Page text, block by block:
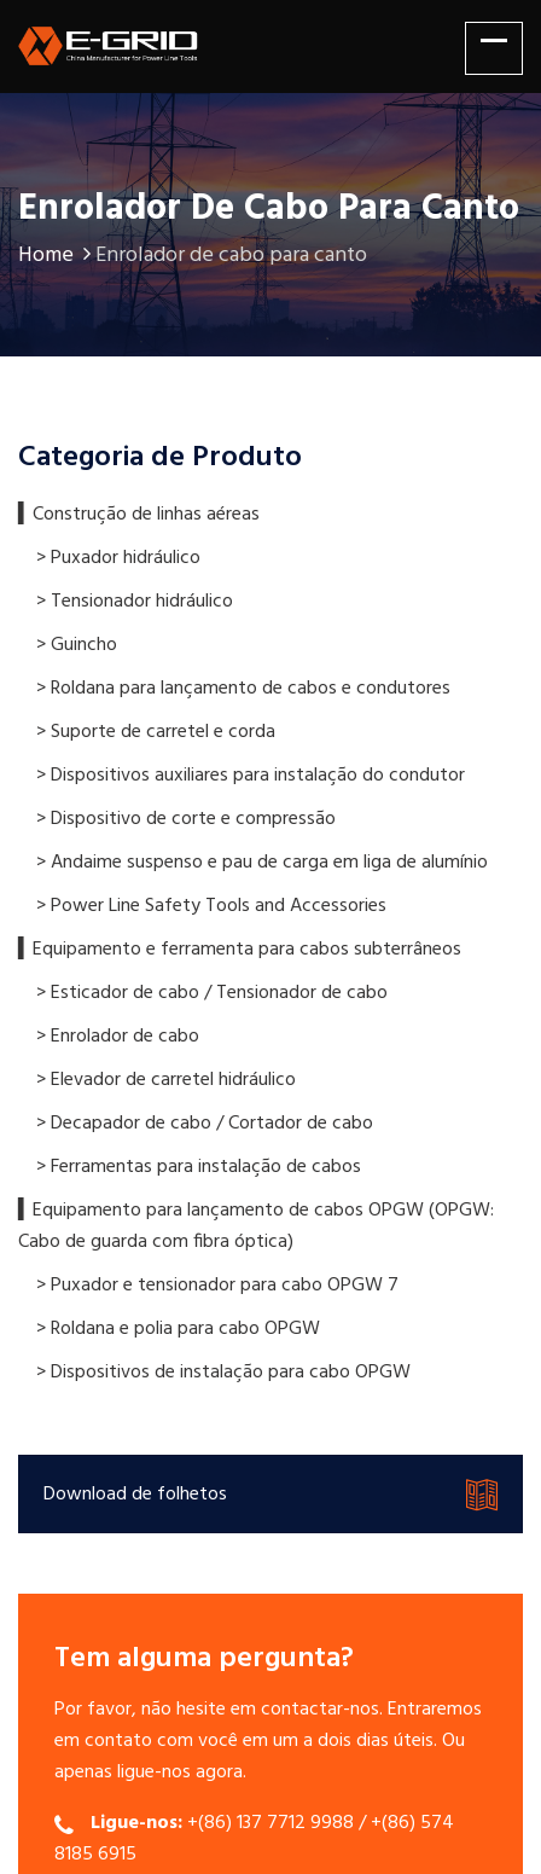
Enrolador De Cabo Para Canto
Home Enrolador de cabo para canto
Categoria de Produto
▍​Construção de linhas aéreas
> Puxador hidráulico
> Tensionador hidráulico
> Guincho
> Roldana para lançamento de cabos e condutores
> Suporte de carretel e corda
> Dispositivos auxiliares para instalação do condutor
> Dispositivo de corte e compressão
> Andaime suspenso e pau de carga em liga de alumínio
> Power Line Safety Tools and Accessories
▍Equipamento e ferramenta para cabos subterrâneos
> Esticador de cabo / Tensionador de cabo
> Enrolador de cabo
> Elevador de carretel hidráulico
> Decapador de cabo / Cortador de cabo
> Ferramentas para instalação de cabos
▍Equipamento para lançamento de cabos OPGW (OPGW:
Cabo de guarda com fibra óptica)
> Puxador e tensionador para cabo OPGW 7
> Roldana e polia para cabo OPGW
> Dispositivos de instalação para cabo OPGW
Download de folhetos
Tem alguma pergunta?
Por favor, não hesite em contactar-nos. Entraremos
em contato com você em um a dois dias úteis. Ou
apenas ligue-nos agora.
Ligue-nos:+(86) 137 7712 9988 / +(86) 574
8185 6915